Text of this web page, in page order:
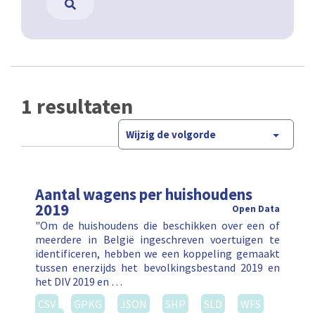
1 resultaten
Wijzig de volgorde
Aantal wagens per huishoudens
2019 Open Data
"Om de huishoudens die beschikken over een of
meerdere in België ingeschreven voertuigen te
identificeren, hebben we een koppeling gemaakt
tussen enerzijds het bevolkingsbestand 2019 en
het DIV 2019 en …
CSV
GPKG JSON SHP SLD
WFS